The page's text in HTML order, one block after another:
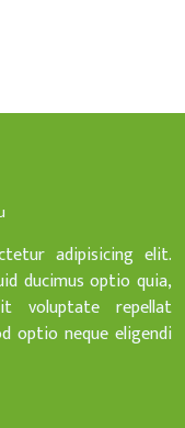
adipisicing elit.
ducimus optio quia,
voluptate repellat
optio neque eligendi